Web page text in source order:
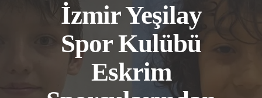
İzmir Yeşilay
Spor Kulübü
Eskrim